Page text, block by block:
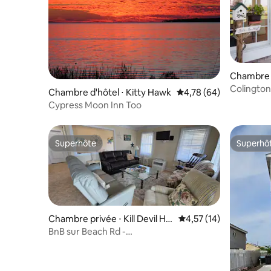
Chambre d'hôtel ⋅ Kitty Hawk Évaluation moyenne
4,78 (64)
Cypress Moon Inn Too
Chambre
ills
Colington
Superhôte
Superhôte
Chambre privée ⋅ Kill Devil Hill
s
Évaluation moyenne
4,57 (14)
BnB sur Beach Rd -